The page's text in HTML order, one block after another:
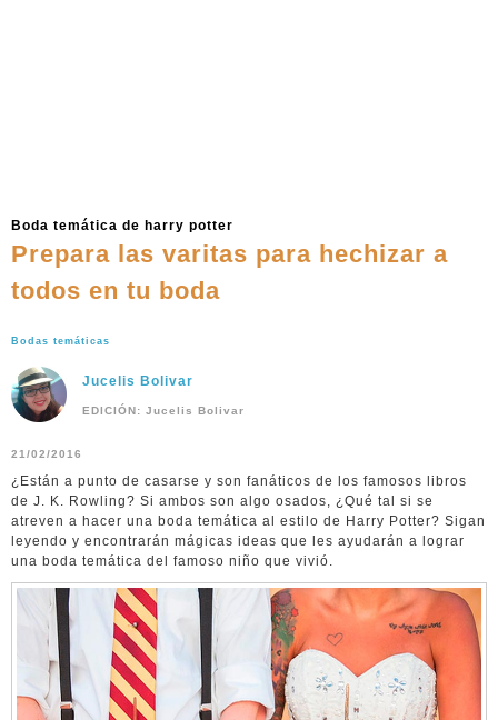
Boda temática de harry potter
Prepara las varitas para hechizar a
todos en tu boda
Bodas temáticas
Jucelis Bolivar
EDICIÓN: Jucelis Bolivar
21/02/2016
¿Están a punto de casarse y son fanáticos de los famosos libros
de J. K. Rowling? Si ambos son algo osados, ¿Qué tal si se
atreven a hacer una boda temática al estilo de Harry Potter? Sigan
leyendo y encontrarán mágicas ideas que les ayudarán a lograr
una boda temática del famoso niño que vivió.